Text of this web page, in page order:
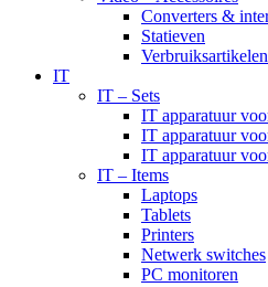
Converters &
Statieven
IT
IT – Sets
IT apparatuur
IT apparatuur
IT apparatuur
IT – Items
Laptops
Tablets
Printers
Netwerk switches
PC monitoren